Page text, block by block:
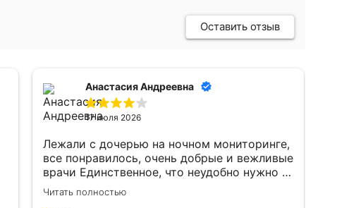
Оставить отзыв
Анастасия Андреевна
17 июля 2026
Лежали с дочерью на ночном мониторинге,
все понравилось, очень добрые и вежливые
врачи Единственное, что неудобно нужно с
собой брать постельное белье и
маленькому ребенку кипяченую воду
Читать полностью